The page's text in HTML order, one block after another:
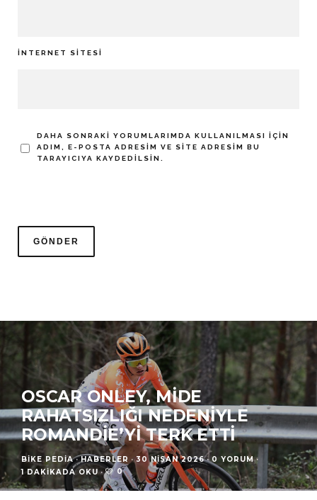
İNTERNET SITESI
DAHA SONRAKI YORUMLARIMDA KULLANILMASI IÇIN
ADIM, E-POSTA ADRESIM VE SITE ADRESIM BU
TARAYICIYA KAYDEDILSIN.
OSCAR ONLEY, MIDE
RAHATSIZLIĞI NEDENIYLE
ROMANDIE’YI TERK ETTI
BIKE PEDIA · HABERLER · 30 NISAN 2026 · 0 YORUM ·
1 DAKIKADA OKU · 0